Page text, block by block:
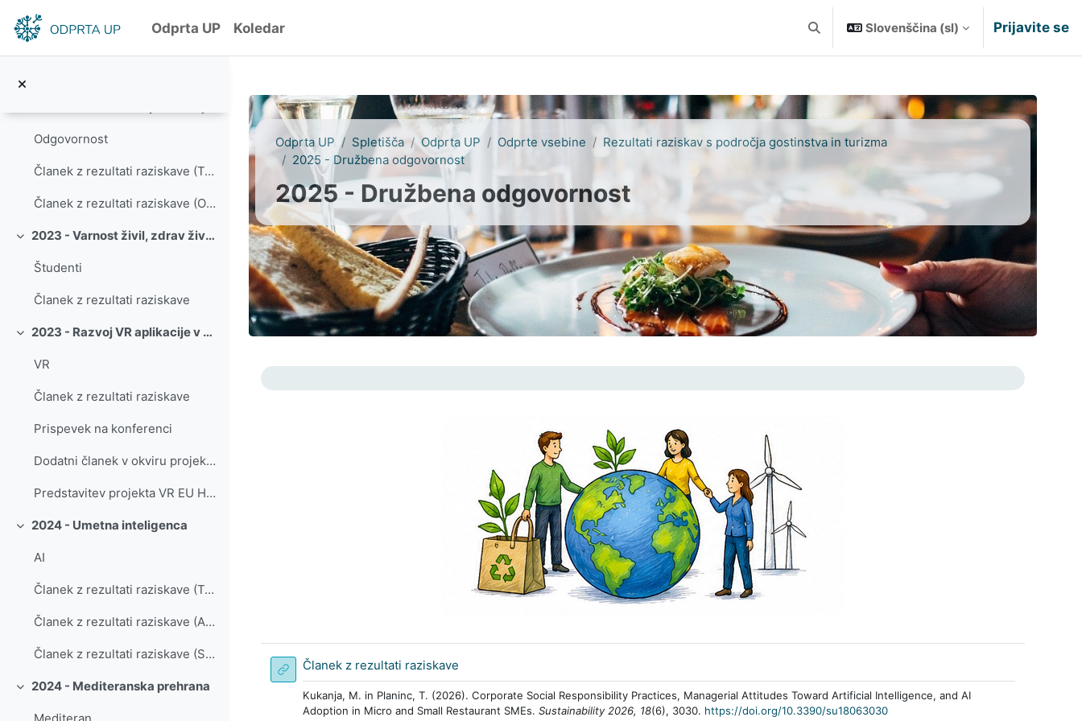
Odprta UP Koledar Preklopi iskalni vnos
Slovenščina ‎(sl)‎ Prijavite se
Dostopnost
Skrči
Odgovornost
Članek z rezultati raziskave (Tourism: An International Interdisciplinary Journal)
Članek z rezultati raziskave (Organizacija)
Skrči 2023 - Varnost živil, zdrav življenjski slog in zaposlitev študentov v gostinstvu in turizmu
Študenti
Članek z rezultati raziskave
Skrči 2023 - Razvoj VR aplikacije v okviru projekta VR EU Hoteliers
VR
Članek z rezultati raziskave
Prispevek na konferenci
Dodatni članek v okviru projekta, povezan z umetno inteligenco
Predstavitev projekta VR EU Hoteliers
Skrči2024 - Umetna inteligenca
AI
Članek z rezultati raziskave (Tourism and Hospitality)
Članek z rezultati raziskave (Academica Turistica)
Članek z rezultati raziskave (Systems)
Skrči2024 - Mediteranska prehrana
Odprta UP Spletišča Odprta UP Odprte vsebine
Rezultati raziskav s področja gostinstva in turizma
2025 - Družbena odgovornost
2025 - Družbena odgovornost
Osnutek odseka
Članek z rezultati raziskave
Kukanja, M. in Planinc, T. (2026). Corporate Social Responsibility Practices, Managerial Attitudes Toward Artificial Intelligence, and AI
Adoption in Micro and Small Restaurant SMEs. Sustainability 2026, 18(6), 3030. https://doi.org/10.3390/su18063030